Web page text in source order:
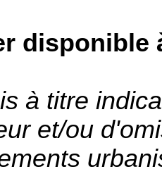
disponible
à titre
et/ou